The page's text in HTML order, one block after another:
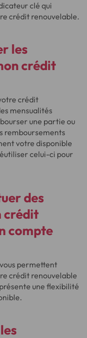
clé qui
crédit renouvelable.
les
crédit
crédit
mensualités
une partie ou
remboursements
votre disponible
celui-ci pour
des
crédit
compte
permettent
crédit renouvelable
une flexibilité